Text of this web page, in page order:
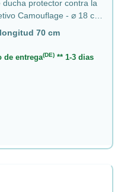
ducha protector contra la
Camouflage - ⌀ 18 cm,
longitud 70 cm
de entrega(DE) ** 1-3 dias